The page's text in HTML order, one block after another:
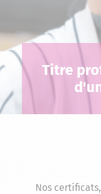
Titre
Nos